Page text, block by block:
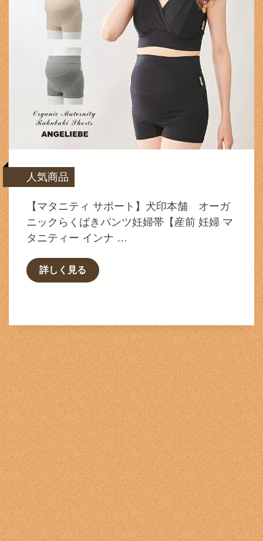
人気商品
【マタニティ サポート】犬印本舗 オーガ
ニックらくばきパンツ妊婦帯【産前 妊婦 マ
タニティー インナ …
詳しく見る